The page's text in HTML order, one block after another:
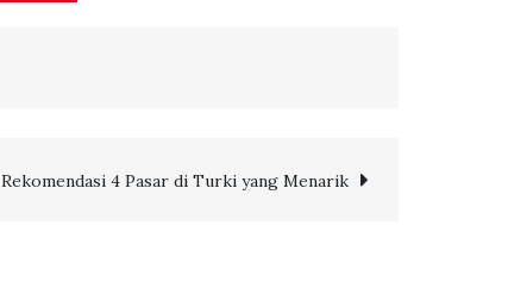
Rekomendasi 4 Pasar di Turki yang Menarik